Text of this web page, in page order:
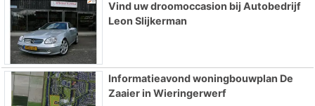
Vind uw droomoccasion bij Autobedrijf
Leon Slijkerman
Informatieavond woningbouwplan De
Zaaier in Wieringerwerf